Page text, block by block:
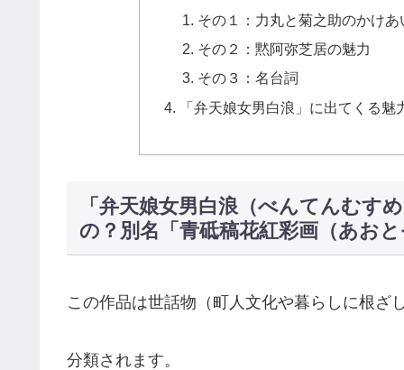
その１：力丸と菊之助のかけあ
その２：黙阿弥芝居の魅力
その３：名台詞
「弁天娘女男白浪」に出てくる魅
「弁天娘女男白浪（べんてんむす
の？別名「青砥稿花紅彩画（あお
この作品は世話物（町人文化や暮らしに根ざ
分類されます。